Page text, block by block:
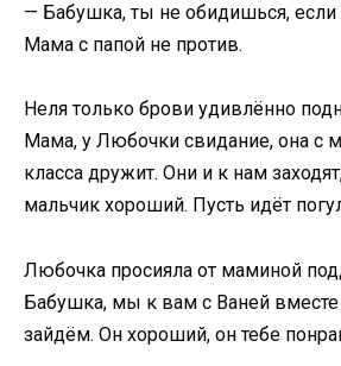
— Бабушка, ты не обидишься, если
Мама с папой не против.
Неля только брови удивлённо
Мама, у Любочки свидание, она с
класса дружит. Они и к нам
мальчик хороший. Пусть идёт
Любочка просияла от маминой
Бабушка, мы к вам с Ваней
зайдём. Он хороший, он тебе